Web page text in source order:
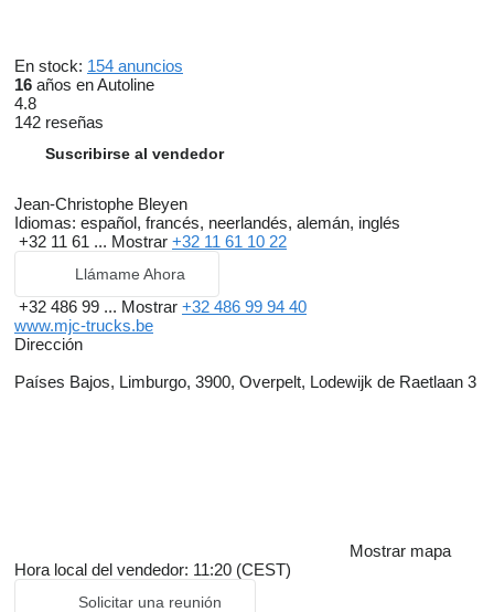
En stock: 154 anuncios
16 años en Autoline
4.8
142 reseñas
Suscribirse al vendedor
Jean-Christophe Bleyen
Idiomas: español, francés, neerlandés, alemán, inglés
+32 11 61 ... Mostrar +32 11 61 10 22
Llámame Ahora
+32 486 99 ... Mostrar +32 486 99 94 40
www.mjc-trucks.be
Dirección
Países Bajos, Limburgo, 3900, Overpelt, Lodewijk de Raetlaan 3
Mostrar mapa
Hora local del vendedor: 11:20 (CEST)
Solicitar una reunión